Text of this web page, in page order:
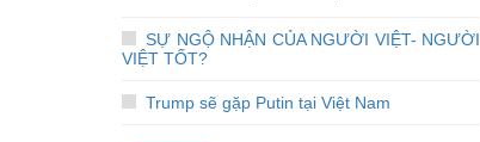
SỰ NGỘ NHẬN CỦA NGƯỜI VIỆT- NGƯỜI
VIỆT TỐT?
Trump sẽ gặp Putin tại Việt Nam